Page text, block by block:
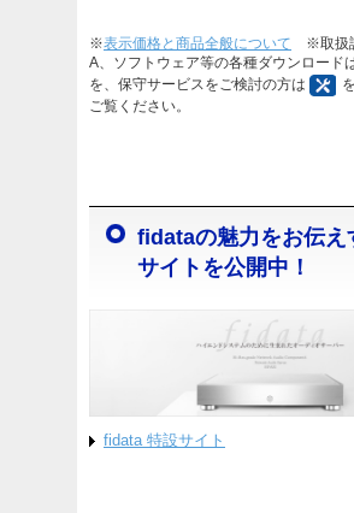
※表示価格と商品全般について ※取扱
A、ソフトウェア等の各種ダウンロード
を、保守サービスをご検討の方は
ご覧ください。
fidataの魅力をお伝え
サイトを公開中！
fidata 特設サイト